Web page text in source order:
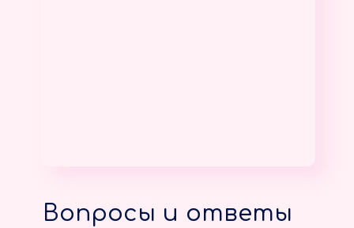
Вопросы и ответы